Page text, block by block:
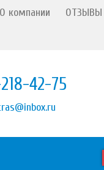
О компании ОТЗЫВЫ
42-75